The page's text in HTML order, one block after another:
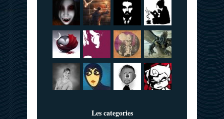
Les categories